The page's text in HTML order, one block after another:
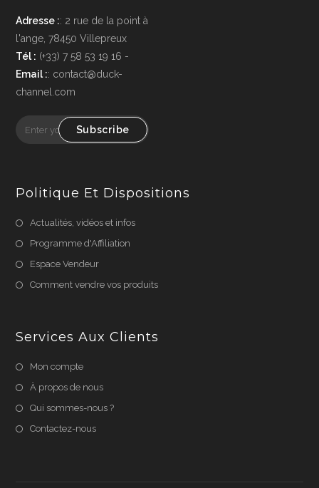
Adresse :: 2 rue de la point à
l'ange, 78450 Villepreux
Tél : (+33) 7 58 53 19 16 -
Email :: contact@duck-
channel.com
Subscribe
Politique Et Dispositions
Actualités, vidéos et infos
Programme d'Affiliation
Espace Vendeur
Comment vendre vos produits
Services Aux Clients
Mon compte
À propos de nous
Qui sommes-nous ?
Contactez-nous